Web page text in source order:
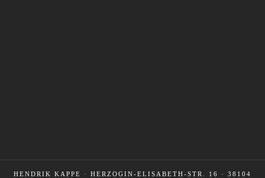
HENDRIK KAPPE · HERZOGIN-ELISABETH-STR. 16 · 38104